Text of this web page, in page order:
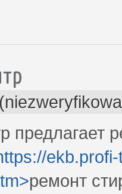
предлагает
ремонт